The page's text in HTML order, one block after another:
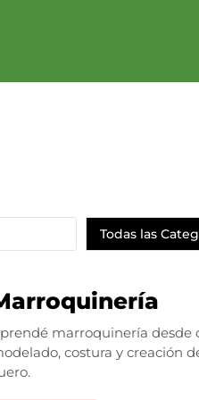
Todas las
marroquinería desde
costura y creación